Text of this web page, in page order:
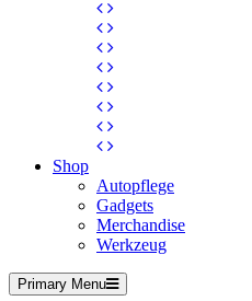
Shop
Autopflege
Gadgets
Merchandise
Werkzeug
Primary Menu